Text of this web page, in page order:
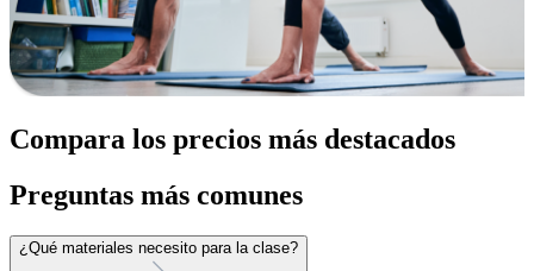
Compara los precios más destacados
Preguntas más comunes
¿Qué materiales necesito para la clase?